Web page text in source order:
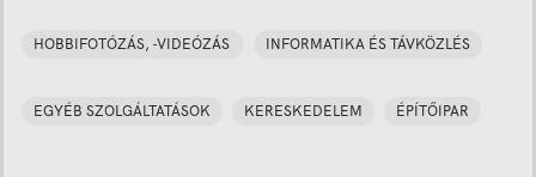
HOBBIFOTÓZÁS, -VIDEÓZÁS INFORMATIKA ÉS TÁVKÖZLÉS
EGYÉB SZOLGÁLTATÁSOK KERESKEDELEM ÉPÍTŐIPAR